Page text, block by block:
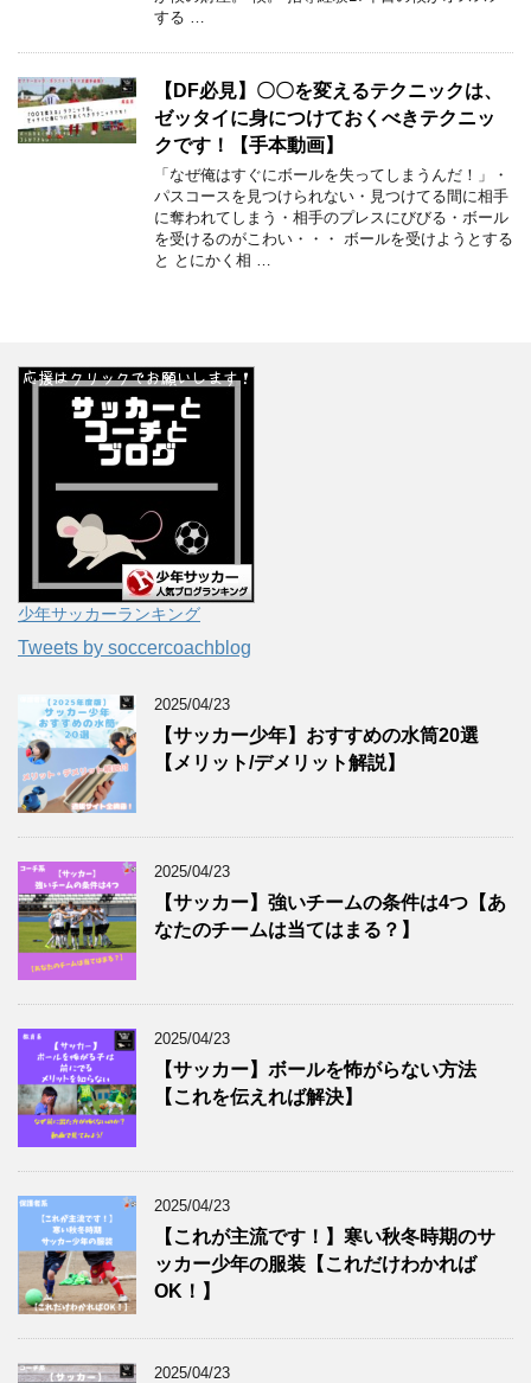
する …
【DF必見】〇〇を変えるテクニックは、
ゼッタイに身につけておくべきテクニッ
クです！【手本動画】
「なぜ俺はすぐにボールを失ってしまうんだ！」・
パスコースを見つけられない・見つけてる間に相手
に奪われてしまう・相手のプレスにびびる・ボール
を受けるのがこわい・・・ ボールを受けようとする
と とにかく相 …
少年サッカーランキング
Tweets by soccercoachblog
2025/04/23
【サッカー少年】おすすめの水筒20選
【メリット/デメリット解説】
2025/04/23
【サッカー】強いチームの条件は4つ【あ
なたのチームは当てはまる？】
2025/04/23
【サッカー】ボールを怖がらない方法
【これを伝えれば解決】
2025/04/23
【これが主流です！】寒い秋冬時期のサ
ッカー少年の服装【これだけわかれば
OK！】
2025/04/23